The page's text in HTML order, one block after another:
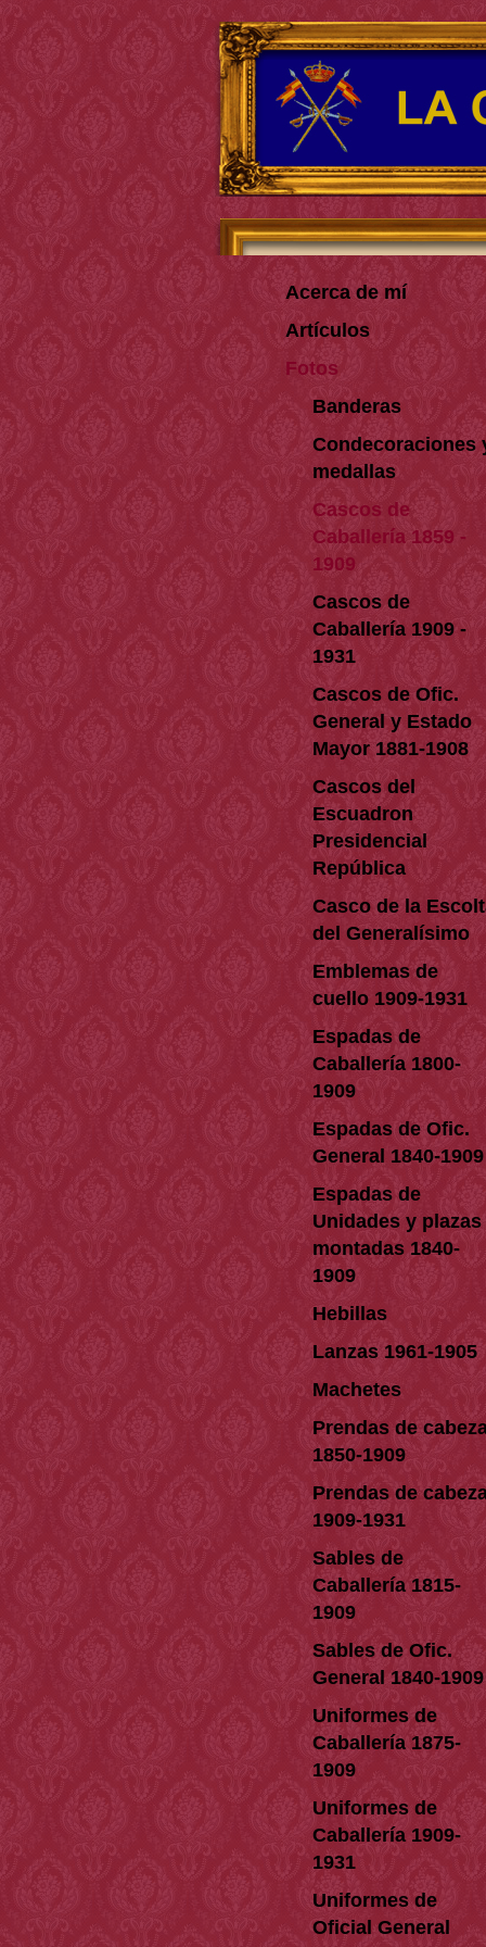
Acerca de mí
Artículos
Fotos
Banderas
Condecoraciones
medallas
Cascos de
Caballería 1859 -
1909
Cascos de
Caballería 1909 -
1931
Cascos de Ofic.
General y Estado
Mayor 1881-1908
Cascos del
Escuadron
Presidencial
República
Casco de la
del Generalísimo
Emblemas de
cuello 1909-1931
Espadas de
Caballería 1800-
1909
Espadas de Ofic.
General 1840-1909
Espadas de
Unidades y plazas
montadas 1840-
1909
Hebillas
Lanzas 1961-1905
Machetes
Prendas de
1850-1909
Prendas de
1909-1931
Sables de
Caballería 1815-
1909
Sables de Ofic.
General 1840-1909
Uniformes de
Caballería 1875-
1909
Uniformes de
Caballería 1909-
1931
Uniformes de
Oficial General